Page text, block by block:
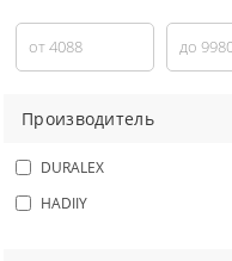
Производитель
DURALEX
HADIIY